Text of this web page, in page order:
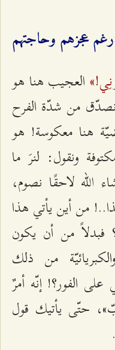
رغم عجزهم وحاجتهم
العجيب هنا هو
من شدّة الفرح
هنا معكوسة! هو
ونقول: لنرَ ما
الله لاحقًا نصوم،
من أين يأتي هذا
فبدلاً من أن يكون
من ذلك
الفور؟! إنّه أمرٌ
حتّى يأتيك قول